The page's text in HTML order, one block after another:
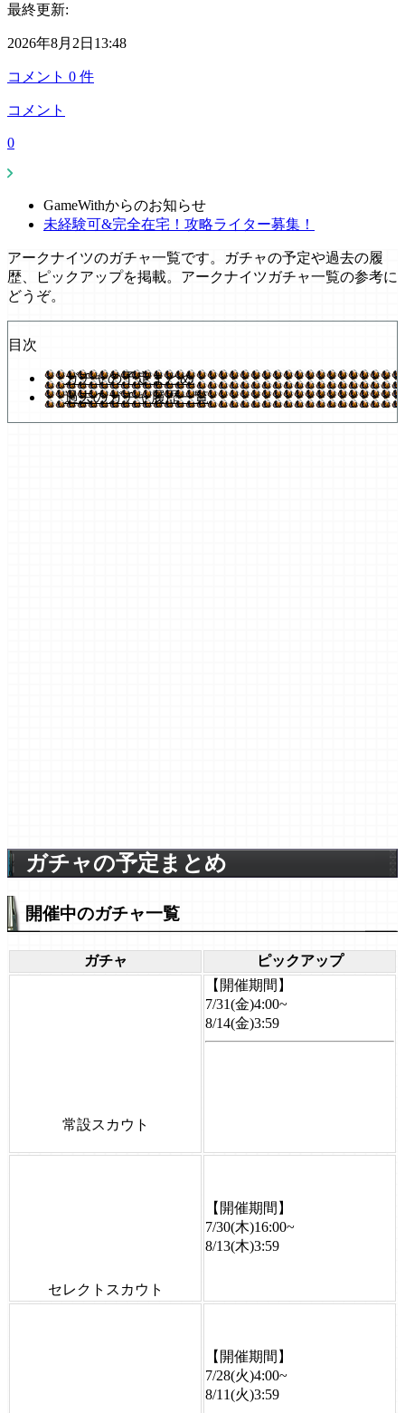
最終更新:
2026年8月2日13:48
コメント 0 件
コメント
0
GameWithからのお知らせ
未経験可&完全在宅！攻略ライター募集！
アークナイツのガチャ一覧です。ガチャの予定や過去の履
歴、ピックアップを掲載。アークナイツガチャ一覧の参考に
どうぞ。
目次
ガチャの予定まとめ
過去のガチャ履歴一覧
ガチャの予定まとめ
開催中のガチャ一覧
ガチャ ピックアップ
常設スカウト
【開催期間】
7/31(金)4:00~
8/14(金)3:59
セレクトスカウト
【開催期間】
7/30(木)16:00~
8/13(木)3:59
【開催期間】
7/28(火)4:00~
8/11(火)3:59